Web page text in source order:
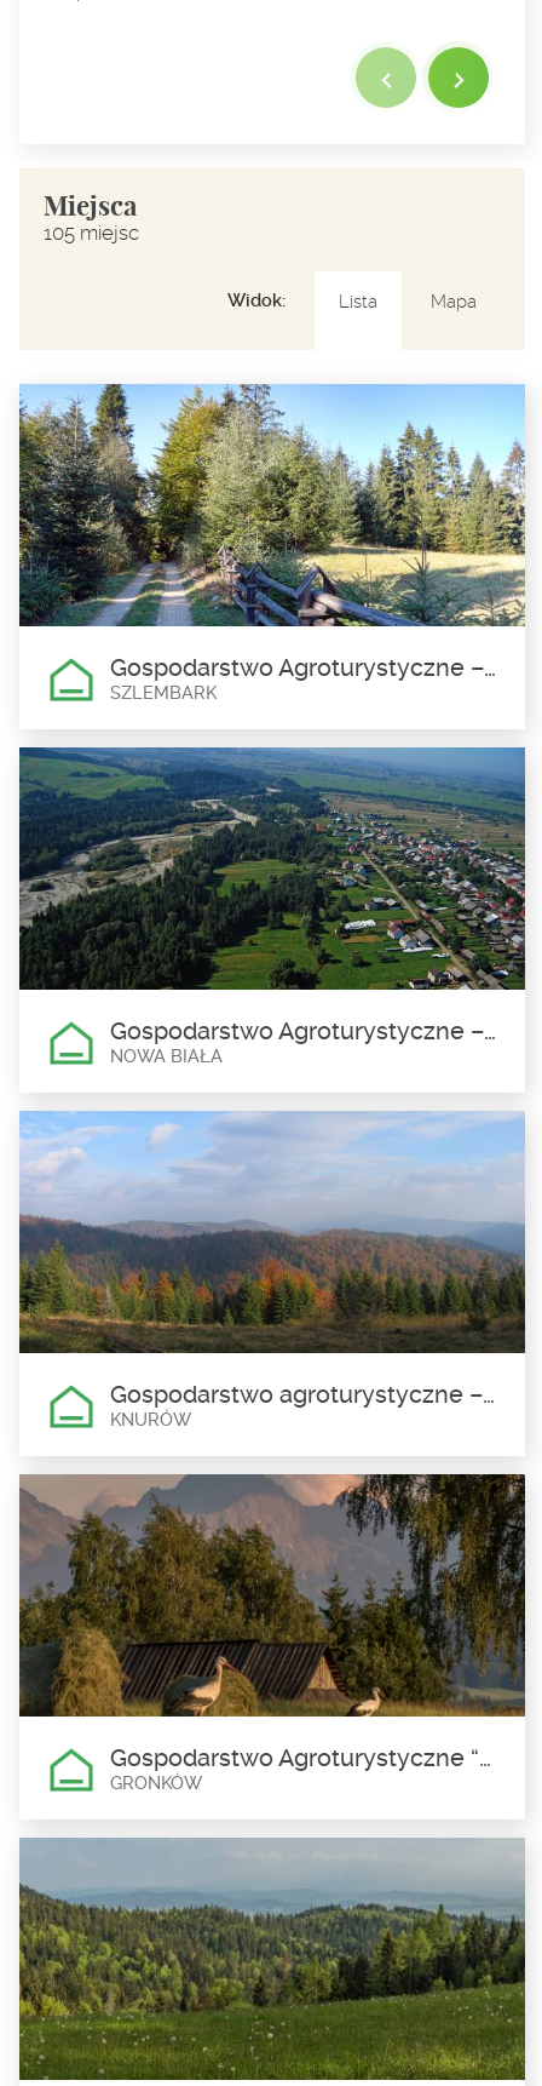
Miejsca
105 miejsc
Widok: Lista Mapa
Gospodarstwo Agroturystyczne – Agroturystyka Jagodowa Polana – Włodzimierz Pawełek
SZLEMBARK
Gospodarstwo Agroturystyczne
– Agroturystyka Jagodowa
Polana – Włodzimierz Pawełek
Szlembark
Pokoje 2 i 3 osobowe z łazienką, kuchnia pralka, lodówka, dostęp
do TV, parking na...
Gospodarstwo Agroturystyczne – Jacek Haręza
NOWA BIAŁA
Gospodarstwo Agroturystyczne
– Jacek Haręza
Nowa Biała
Gospodarstwo agroturystyczne – pokoje gościnne Agata Kurzydło
KNURÓW
Gospodarstwo agroturystyczne
– pokoje gościnne Agata
Kurzydło
Knurów
Liczba miejsc noclegowych: 5
Gospodarstwo Agroturystyczne “Pokoje u Władka” Władysław Rzadkosz
GRONKÓW
Gospodarstwo Agroturystyczne
“Pokoje u Władka” Władysław
Rzadkosz
Gronków
Liczba miejsc noclegowych: 16